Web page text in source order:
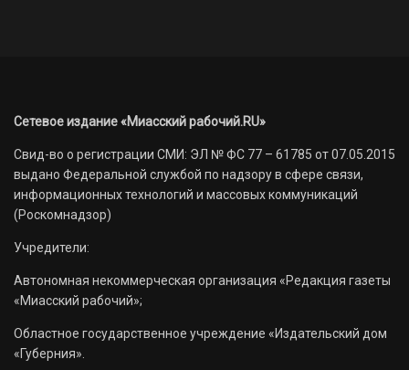
Сетевое издание «Миасский рабочий.RU»
Свид-во о регистрации СМИ: ЭЛ № ФС 77 – 61785 от 07.05.2015
выдано Федеральной службой по надзору в сфере связи,
информационных технологий и массовых коммуникаций
(Роскомнадзор)
Учредители:
Автономная некоммерческая организация «Редакция газеты
«Миасский рабочий»;
Областное государственное учреждение «Издательский дом
«Губерния».